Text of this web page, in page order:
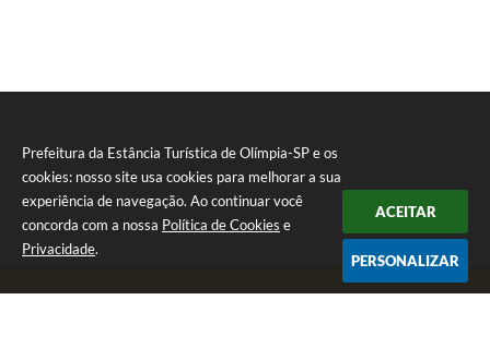
Prefeitura da Estância Turística de Olímpia-SP e os
cookies: nosso site usa cookies para melhorar a sua
experiência de navegação. Ao continuar você
concorda com a nossa Política de Cookies e
Privacidade.
ACEITAR
PERSONALIZAR